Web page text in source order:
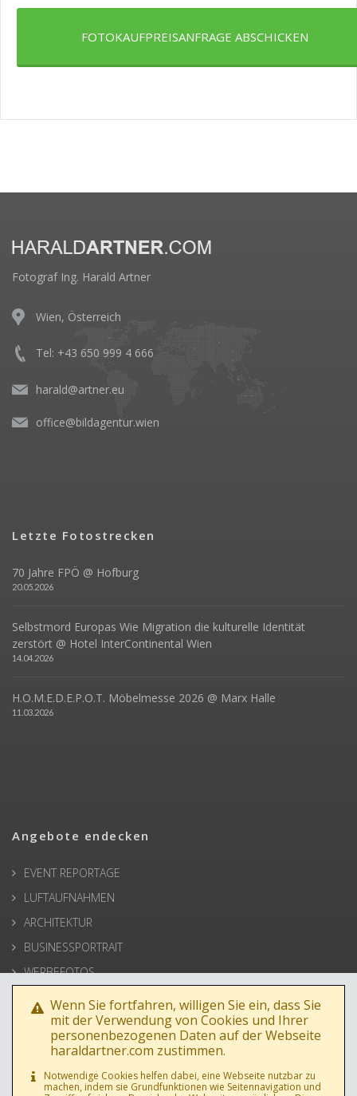
FOTOKAUFPREISANFRAGE ABSCHICKEN
Fotograf Ing. Harald Artner
Wien, Österreich
Tel: +43 650 999 4 666
harald@artner.eu
office@bildagentur.wien
Letzte Fotostrecken
70 Jahre FPÖ @ Hofburg
20.05.2026
Selbstmord Europas Wie Migration die kulturelle Identität
zerstört @ Hotel InterContinental Wien
14.04.2026
H.O.M.E.D.E.P.O.T. Möbelmesse 2026 @ Marx Halle
11.03.2026
Angebote endecken
EVENT REPORTAGE
LUFTAUFNAHMEN
ARCHITEKTUR
BUSINESSPORTRAIT
WERBEFOTOS
HOCHZEIT
PRESSE
Wenn Sie fortfahren, willigen Sie ein, dass Sie
mit der Verwendung von Cookies und Ihrer
personenbezogenen Daten auf der Webseite
haraldartner.com zustimmen.
Notwendige Cookies helfen dabei, eine Webseite nutzbar zu
machen, indem sie Grundfunktionen wie Seitennavigation und